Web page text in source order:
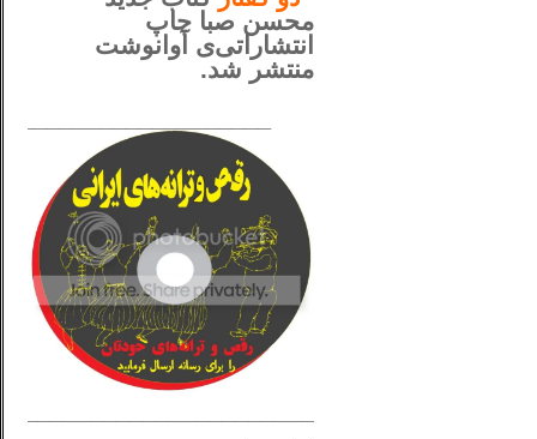
محسن صبا چاپ
انتشاراتی‌ی آوانوشت
منتشر شد.